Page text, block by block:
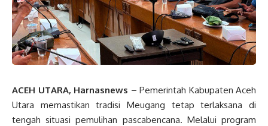
ACEH UTARA, Harnasnews – Pemerintah Kabupaten Aceh
Utara memastikan tradisi Meugang tetap terlaksana di
tengah situasi pemulihan pascabencana. Melalui program